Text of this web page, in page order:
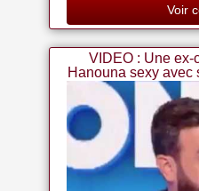
Voir
VIDEO : Une ex-
Hanouna sexy avec